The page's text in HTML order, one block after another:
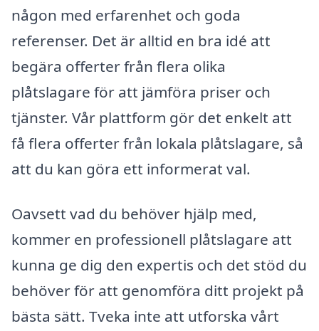
någon med erfarenhet och goda
referenser. Det är alltid en bra idé att
begära offerter från flera olika
plåtslagare för att jämföra priser och
tjänster. Vår plattform gör det enkelt att
få flera offerter från lokala plåtslagare, så
att du kan göra ett informerat val.
Oavsett vad du behöver hjälp med,
kommer en professionell plåtslagare att
kunna ge dig den expertis och det stöd du
behöver för att genomföra ditt projekt på
bästa sätt. Tveka inte att utforska vårt